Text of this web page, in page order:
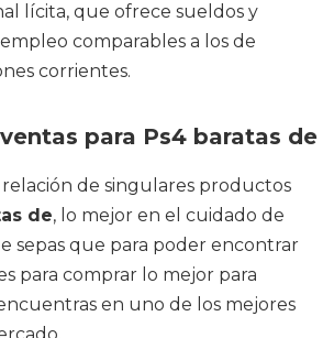
lícita, que ofrece sueldos y
comparables a los de
corrientes.
para Ps4 baratas de
de singulares productos
de, lo mejor en el cuidado de
sepas que para poder encontrar
para comprar lo mejor para
en uno de los mejores